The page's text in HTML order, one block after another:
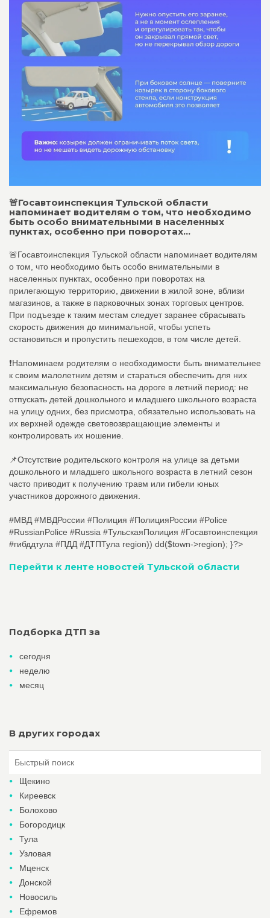
🚨Госавтоинспекция Тульской области
напоминает водителям о том, что необходимо
быть особо внимательными в населенных
пунктах, особенно при поворотах...
🚨Госавтоинспекция Тульской области напоминает водителям
о том, что необходимо быть особо внимательными в
населенных пунктах, особенно при поворотах на
прилегающую территорию, движении в жилой зоне, вблизи
магазинов, а также в парковочных зонах торговых центров.
При подъезде к таким местам следует заранее сбрасывать
скорость движения до минимальной, чтобы успеть
остановиться и пропустить пешеходов, в том числе детей.
❗Напоминаем родителям о необходимости быть внимательнее
к своим малолетним детям и стараться обеспечить для них
максимальную безопасность на дороге в летний период: не
отпускать детей дошкольного и младшего школьного возраста
на улицу одних, без присмотра, обязательно использовать на
их верхней одежде световозвращающие элементы и
контролировать их ношение.
📌Отсутствие родительского контроля на улице за детьми
дошкольного и младшего школьного возраста в летний сезон
часто приводит к получению травм или гибели юных
участников дорожного движения.
#МВД #МВДРоссии #Полиция #ПолицияРоссии #Police
#RussianPolice #Russia #ТульскаяПолиция #Госавтоинспекция
#гибддтула #ПДД #ДТПТула region)) dd($town->region); }?>
Перейти к ленте новостей Тульской области
Подборка ДТП за
сегодня
неделю
месяц
В других городах
Щекино
Киреевск
Болохово
Богородицк
Тула
Узловая
Мценск
Донской
Новосиль
Ефремов